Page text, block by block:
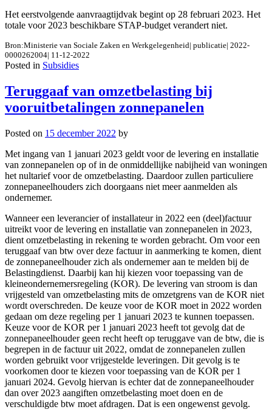
Het eerstvolgende aanvraagtijdvak begint op 28 februari 2023. Het
totale voor 2023 beschikbare STAP-budget verandert niet.
Bron:Ministerie van Sociale Zaken en Werkgelegenheid| publicatie| 2022-
0000262004| 11-12-2022
Posted in Subsidies
Teruggaaf van omzetbelasting bij
vooruitbetalingen zonnepanelen
Posted on 15 december 2022 by
Met ingang van 1 januari 2023 geldt voor de levering en installatie
van zonnepanelen op of in de onmiddellijke nabijheid van woningen
het nultarief voor de omzetbelasting. Daardoor zullen particuliere
zonnepaneelhouders zich doorgaans niet meer aanmelden als
ondernemer.
Wanneer een leverancier of installateur in 2022 een (deel)factuur
uitreikt voor de levering en installatie van zonnepanelen in 2023,
dient omzetbelasting in rekening te worden gebracht. Om voor een
teruggaaf van btw over deze factuur in aanmerking te komen, dient
de zonnepaneelhouder zich als ondernemer aan te melden bij de
Belastingdienst. Daarbij kan hij kiezen voor toepassing van de
kleineondernemersregeling (KOR). De levering van stroom is dan
vrijgesteld van omzetbelasting mits de omzetgrens van de KOR niet
wordt overschreden. De keuze voor de KOR moet in 2022 worden
gedaan om deze regeling per 1 januari 2023 te kunnen toepassen.
Keuze voor de KOR per 1 januari 2023 heeft tot gevolg dat de
zonnepaneelhouder geen recht heeft op teruggave van de btw, die is
begrepen in de factuur uit 2022, omdat de zonnepanelen zullen
worden gebruikt voor vrijgestelde leveringen. Dit gevolg is te
voorkomen door te kiezen voor toepassing van de KOR per 1
januari 2024. Gevolg hiervan is echter dat de zonnepaneelhouder
dan over 2023 aangiften omzetbelasting moet doen en de
verschuldigde btw moet afdragen. Dat is een ongewenst gevolg.